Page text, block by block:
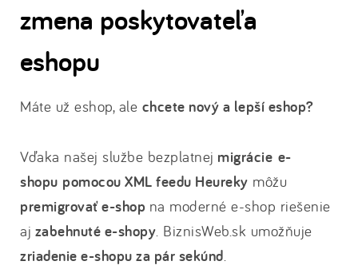
zmena poskytovateľa
eshopu
Máte už eshop, ale chcete nový a lepší eshop?
Vďaka našej službe bezplatnej migrácie e-
shopu pomocou XML feedu Heureky môžu
premigrovať e-shop na moderné e-shop riešenie
aj zabehnuté e-shopy. BiznisWeb.sk umožňuje
zriadenie e-shopu za pár sekúnd.